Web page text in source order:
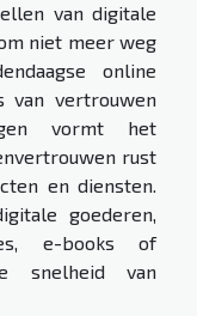
van digitale
niet meer weg
online
van vertrouwen
vormt het
rust
en diensten.
goederen,
e-books of
snelheid van